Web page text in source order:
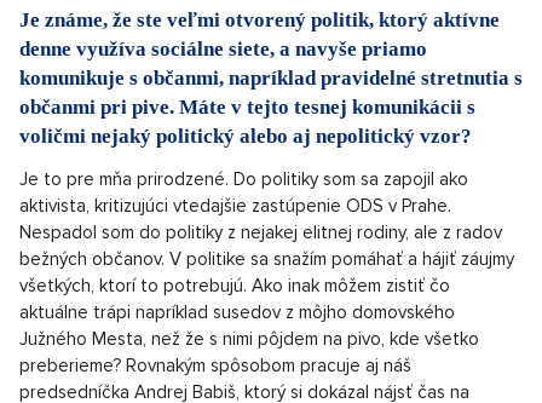
Je známe, že ste veľmi otvorený politik, ktorý aktívne
denne využíva sociálne siete, a navyše priamo
komunikuje s občanmi, napríklad pravidelné stretnutia s
občanmi pri pive. Máte v tejto tesnej komunikácii s
voličmi nejaký politický alebo aj nepolitický vzor?
Je to pre mňa prirodzené. Do politiky som sa zapojil ako
aktivista, kritizujúci vtedajšie zastúpenie ODS v Prahe.
Nespadol som do politiky z nejakej elitnej rodiny, ale z radov
bežných občanov. V politike sa snažím pomáhať a hájiť záujmy
všetkých, ktorí to potrebujú. Ako inak môžem zistiť čo
aktuálne trápi napríklad susedov z môjho domovského
Južného Mesta, než že s nimi pôjdem na pivo, kde všetko
preberieme? Rovnakým spôsobom pracuje aj náš
predsedníčka Andrej Babiš, ktorý si dokázal nájsť čas na